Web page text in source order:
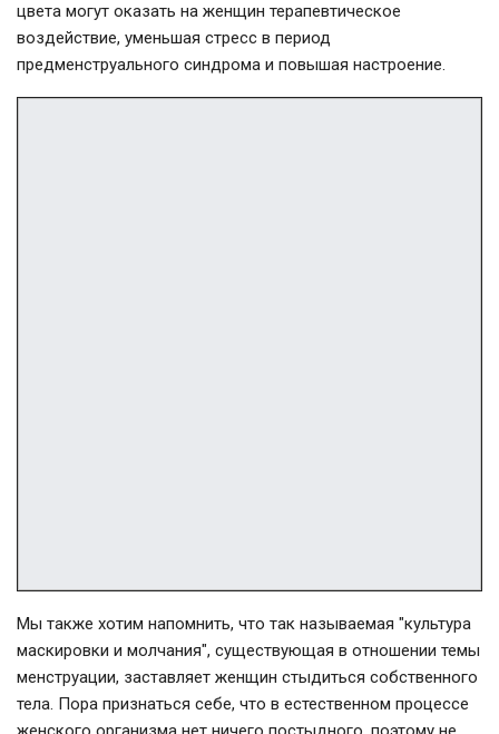
цвета могут оказать на женщин терапевтическое
воздействие, уменьшая стресс в период
предменструального синдрома и повышая настроение.
Мы также хотим напомнить, что так называемая "культура
маскировки и молчания", существующая в отношении темы
менструации, заставляет женщин стыдиться собственного
тела. Пора признаться себе, что в естественном процессе